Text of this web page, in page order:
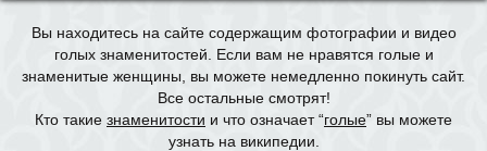
Вы находитесь на сайте содержащим фотографии и видео
голых знаменитостей. Если вам не нравятся голые и
знаменитые женщины, вы можете немедленно покинуть сайт.
Все остальные смотрят!
Кто такие знаменитости и что означает “голые” вы можете
узнать на википедии.